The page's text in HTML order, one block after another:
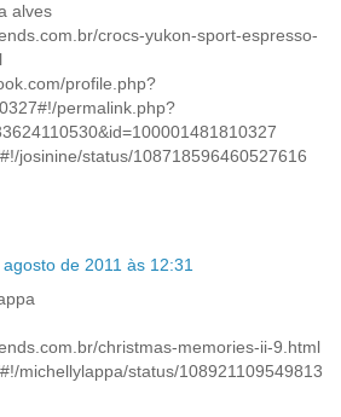
alves
crocs-yukon-sport-espresso-
profile.php?
permalink.php?
josinine/status/108718596460527616
de 2011 às 12:31
christmas-memories-ii-9.html
michellylappa/status/108921109549813